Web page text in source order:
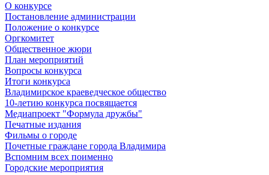
О конкурсе
Постановление администрации
Положение о конкурсе
Оргкомитет
Общественное жюри
План мероприятий
Вопросы конкурса
Итоги конкурса
Владимирское краеведческое общество
10-летию конкурса посвящается
Медиапроект "Формула дружбы"
Печатные издания
Фильмы о городе
Почетные граждане города Владимира
Вспомним всех поименно
Городские мероприятия